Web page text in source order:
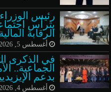
رئيس
يترأس
الرقابة
أغسطس 5, 2026
في الذكرى
الجماعية..
بدعم
أغسطس 4, 2026